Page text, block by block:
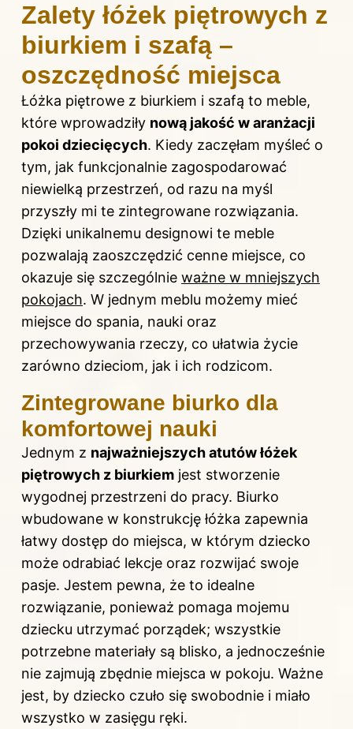
Zalety łóżek piętrowych z
biurkiem i szafą –
oszczędność miejsca
Łóżka piętrowe z biurkiem i szafą to meble,
które wprowadziły nową jakość w aranżacji
pokoi dziecięcych. Kiedy zaczęłam myśleć o
tym, jak funkcjonalnie zagospodarować
niewielką przestrzeń, od razu na myśl
przyszły mi te zintegrowane rozwiązania.
Dzięki unikalnemu designowi te meble
pozwalają zaoszczędzić cenne miejsce, co
okazuje się szczególnie ważne w mniejszych
pokojach. W jednym meblu możemy mieć
miejsce do spania, nauki oraz
przechowywania rzeczy, co ułatwia życie
zarówno dzieciom, jak i ich rodzicom.
Zintegrowane biurko dla
komfortowej nauki
Jednym z najważniejszych atutów łóżek
piętrowych z biurkiem jest stworzenie
wygodnej przestrzeni do pracy. Biurko
wbudowane w konstrukcję łóżka zapewnia
łatwy dostęp do miejsca, w którym dziecko
może odrabiać lekcje oraz rozwijać swoje
pasje. Jestem pewna, że to idealne
rozwiązanie, ponieważ pomaga mojemu
dziecku utrzymać porządek; wszystkie
potrzebne materiały są blisko, a jednocześnie
nie zajmują zbędnie miejsca w pokoju. Ważne
jest, by dziecko czuło się swobodnie i miało
wszystko w zasięgu ręki.